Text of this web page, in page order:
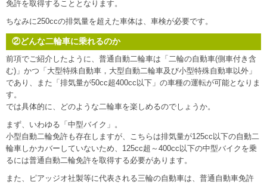
免許を取得することとなります。
ちなみに250ccの排気量を超えた車体は、車検が必要です。
②どんな二輪車に乗れるのか
前項でご紹介したように、普通自動二輪車は「二輪の自動車(側車付き含
む)」かつ「大型特殊自動車，大型自動二輪車及び小型特殊自動車以外」
であり、また「排気量が50cc超400cc以下」の車種の運転が可能となりま
す。
では具体的に、どのような二輪車を楽しめるのでしょうか。
まず、いわゆる「中型バイク」。
小型自動二輪免許も存在しますが、こちらは排気量が125cc以下の自動二
輪車しかカバーしていないため、125cc超～400cc以下の中型バイクを乗
るには普通自動二輪免許を取得する必要があります。
また、ピアッジオ社製等に代表される三輪の自動車は、普通自動車免許